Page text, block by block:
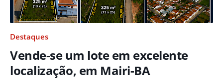
Destaques
Vende-se um lote em excelente
localização, em Mairi-BA